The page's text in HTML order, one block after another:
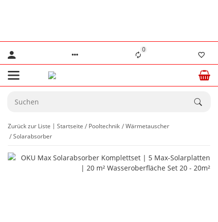
0
Zurück zur Liste Startseite Pooltechnik
Wärmetauscher
Solarabsorber